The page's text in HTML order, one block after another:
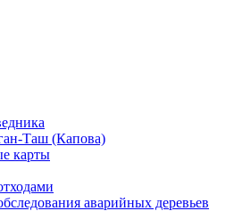
Таш (Капова)
карты
аварийных деревьев